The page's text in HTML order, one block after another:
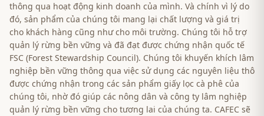
thông qua hoạt động kinh doanh của mình. Và chính vì lý do
đó, sản phẩm của chúng tôi mang lại chất lượng và giá trị
cho khách hàng cũng như cho môi trường. Chúng tôi hỗ trợ
quản lý rừng bền vững và đã đạt được chứng nhận quốc tế
FSC (Forest Stewardship Council). Chúng tôi khuyến khích lâm
nghiệp bền vững thông qua việc sử dụng các nguyên liệu thô
được chứng nhận trong các sản phẩm giấy lọc cà phê của
chúng tôi, nhờ đó giúp các nông dân và công ty lâm nghiệp
quản lý rừng bền vững cho tương lai của chúng ta. CAFEC sẽ